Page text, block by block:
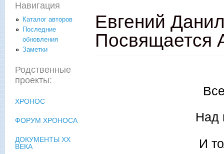
Евгений
Посвящается
Над
И
Навигация
Каталог авторов
Последние
обновления
Заметки
Родственные
проекты:
ХРОНОС
ФОРУМ ХРОНОСА
ДОКУМЕНТЫ XX
ВЕКА